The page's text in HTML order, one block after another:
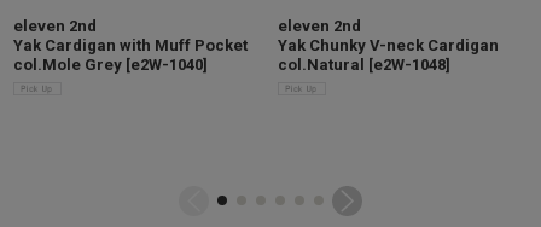
eleven 2nd
Yak Cardigan with Muff Pocket
col.Mole Grey [e2W-1040]
eleven 2nd
Yak Chunky V-neck Cardigan
col.Natural
[e2W-1048]